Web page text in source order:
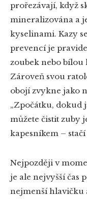
prořezávají, když
mineralizována a
kyselinami. Kazy
prevencí je
zoubek nebo bílou
Zároveň svou
obojí zvykne jako
„Zpočátku, dokud
můžete čistit zuby
kapesníkem –
Nejpozději v
je ale nejvyšší čas
nejmenší hlavičku